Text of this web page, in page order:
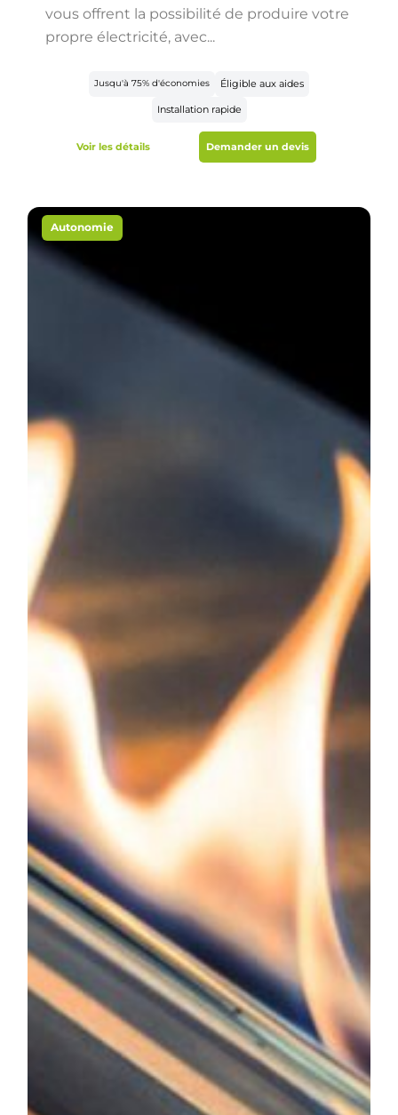
vous offrent la possibilité de produire votre
propre électricité, avec...
Jusqu'à 75% d'économies Éligible aux aides
Installation rapide
Voir les détails Demander un devis
Autonomie